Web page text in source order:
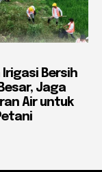
Irigasi Bersih
Jaga
Air untuk